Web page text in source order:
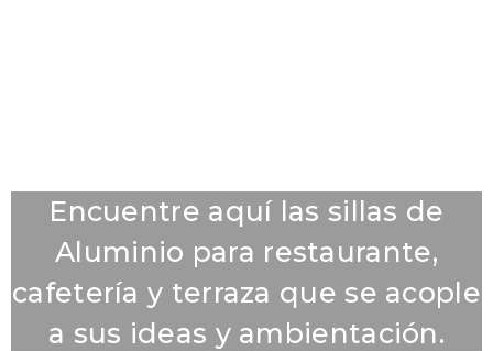
Encuentre aquí las sillas de
Aluminio para restaurante,
cafetería y terraza que se acople
a sus ideas y ambientación.